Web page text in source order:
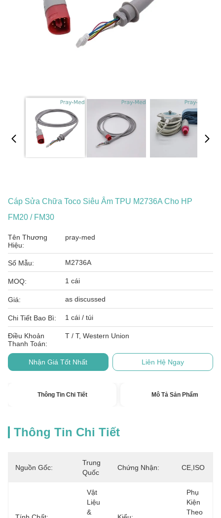
Cáp Sửa Chữa Toco Siêu Âm TPU M2736A Cho HP
FM20 / FM30
Tên Thương
Hiệu:
pray-med
Số Mẫu: M2736A
MOQ: 1 cái
Giá: as discussed
Chi Tiết Bao Bì: 1 cái / túi
Điều Khoản
Thanh Toán:
T / T, Western Union
Nhận Giá Tốt Nhất Liên Hệ Ngay
Thông Tin Chi Tiết Mô Tả Sản Phẩm
Thông Tin Chi Tiết
Nguồn Gốc:
Trung
Quốc
Chứng Nhận: CE,ISO
Vật
Liệu
&
Phụ
Kiện
Theo